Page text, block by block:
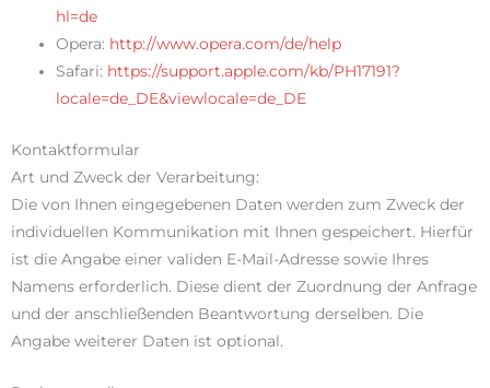
hl=de
Opera: http://www.opera.com/de/help
Safari: https://support.apple.com/kb/PH17191?
locale=de_DE&viewlocale=de_DE
Kontaktformular
Art und Zweck der Verarbeitung:
Die von Ihnen eingegebenen Daten werden zum Zweck der
individuellen Kommunikation mit Ihnen gespeichert. Hierfür
ist die Angabe einer validen E-Mail-Adresse sowie Ihres
Namens erforderlich. Diese dient der Zuordnung der Anfrage
und der anschließenden Beantwortung derselben. Die
Angabe weiterer Daten ist optional.